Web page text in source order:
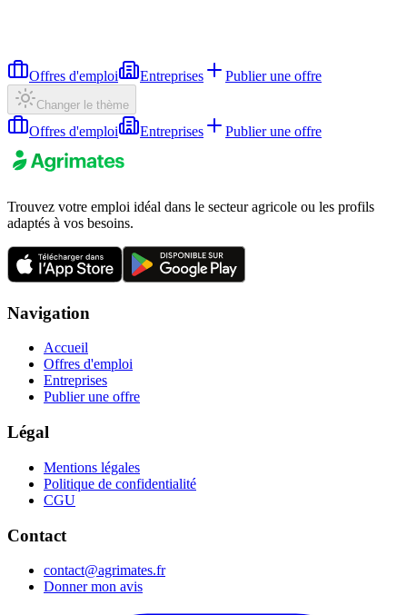
Offres d'emploi Entreprises Publier une offre
Changer le thème
Offres d'emploi Entreprises Publier une offre
Trouvez votre emploi idéal dans le secteur agricole ou les profils
adaptés à vos besoins.
Navigation
Accueil
Offres d'emploi
Entreprises
Publier une offre
Légal
Mentions légales
Politique de confidentialité
CGU
Contact
contact@agrimates.fr
Donner mon avis